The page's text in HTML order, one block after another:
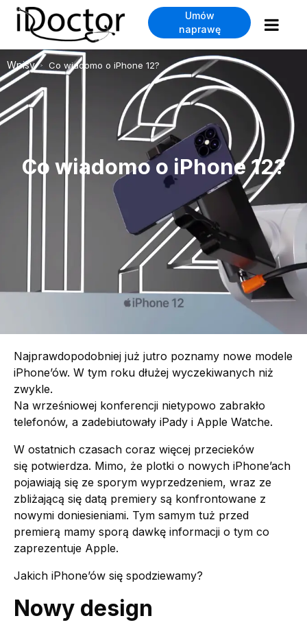
Umów
naprawę
Wpisy > Co wiadomo o iPhone 12?
Co wiadomo o iPhone 12?
Najprawdopodobniej już jutro poznamy nowe modele
iPhone’ów. W tym roku dłużej wyczekiwanych niż
zwykle.
Na wrześniowej konferencji nietypowo zabrakło
telefonów, a zadebiutowały iPady i Apple Watche.
W ostatnich czasach coraz więcej przecieków
się potwierdza. Mimo, że plotki o nowych iPhone’ach
pojawiają się ze sporym wyprzedzeniem, wraz ze
zbliżającą się datą premiery są konfrontowane z
nowymi doniesieniami. Tym samym tuż przed
premierą mamy sporą dawkę informacji o tym co
zaprezentuje Apple.
Jakich iPhone’ów się spodziewamy?
Nowy design